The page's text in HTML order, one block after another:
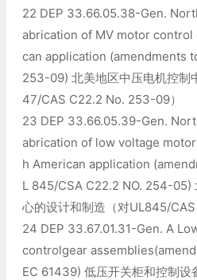
22 DEP 33.66.05.38-Gen.
abrication of MV motor
can application (amendments
253-09) 北美地区中压电机控制
47/CAS C22.2 No. 253-09）
23 DEP 33.66.05.39-Gen.
abrication of low voltage
h American application
L 845/CSA C22.2 NO. 254-05)
心的设计和制造（对UL845/
24 DEP 33.67.01.31-Gen. A
controlgear
EC 61439) 低压开关柜和控制设